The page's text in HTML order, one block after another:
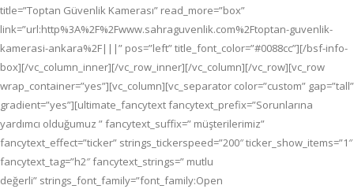
title=”Toptan Güvenlik Kamerası” read_more=”box”
link=”url:http%3A%2F%2Fwww.sahraguvenlik.com%2Ftoptan-guvenlik-
kamerasi-ankara%2F|||” pos=”left” title_font_color=”#0088cc”][/bsf-info-
box][/vc_column_inner][/vc_row_inner][/vc_column][/vc_row][vc_row
wrap_container=”yes”][vc_column][vc_separator color=”custom” gap=”tall”
gradient=”yes”][ultimate_fancytext fancytext_prefix=”Sorunlarına
yardımcı olduğumuz ” fancytext_suffix=” müşterilerimiz”
fancytext_effect=”ticker” strings_tickerspeed=”200″ ticker_show_items=”1″
fancytext_tag=”h2″ fancytext_strings=” mutlu
değerli” strings_font_family=”font_family:Open